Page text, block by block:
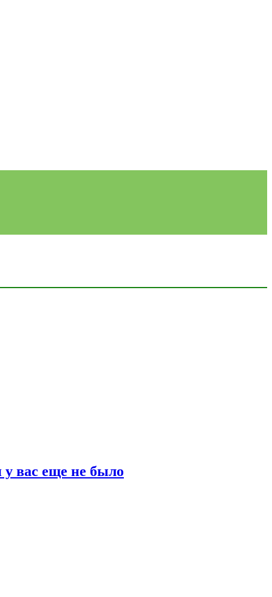
у вас еще не было